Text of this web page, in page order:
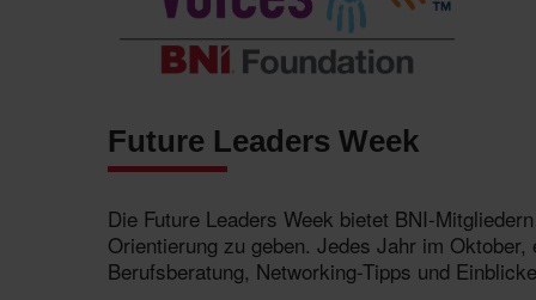
Future Leaders Week
Die Future Leaders Week bietet BNI-
Orientierung zu geben. Jedes Jahr im
Berufsberatung, Networking-Tipps und